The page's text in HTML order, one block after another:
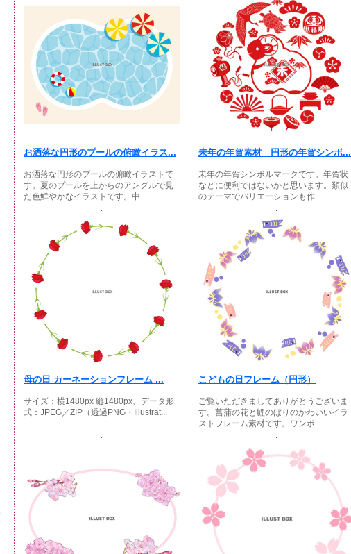
お洒落な円形のプールの俯瞰イラス...
お洒落な円形のプールの俯瞰イラストで
す。夏のプールを上からのアングルで見
た色鮮やかなイラストです。中...
未年の年賀素材 円形の年賀シンボ...
未年の年賀シンボルマークです。年賀状
などに便利ではないかと思います。類似
のテーマでバリエーションも作...
母の日 カーネーションフレーム ...
サイズ：横1480px 縦1480px、データ形
式：JPEG／ZIP（透過PNG・Illustrat...
こどもの日フレーム（円形）
ご覧いただきましてありがとうございま
す。菖蒲の花と鯉のぼりのかわいいイラ
ストフレーム素材です。ワンポ...